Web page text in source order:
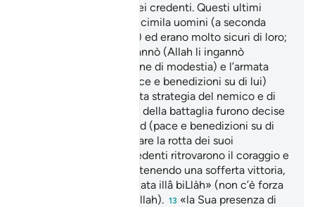
che volgeva a favore dei credenti. Questi ultimi
erano tra i dieci e i sedicimila uomini (a seconda
delle diverse tradizioni) ed erano molto sicuri di loro;
questa sicurezza li ingannò (Allah li ingannò
e impartì loro una lezione di modestia) e l’armata
dell’Inviato di Allah (pace e benedizioni su di lui)
rischiò di subire l’accorta strategia del nemico e di
essere travolta. Le sorti della battaglia furono decise
dallo stesso Muhammad (pace e benedizioni su di
lui) che riuscì ad arrestare la rotta dei suoi
richiamandoli a sé. I credenti ritrovarono il coraggio e
ritornarono alla lotta ottenendo una sofferta vittoria,
«là hawala wa la quwwata illâ biLlàh» (non c’è forza
né potenza se non in Allah). 13 «la Sua presenza di